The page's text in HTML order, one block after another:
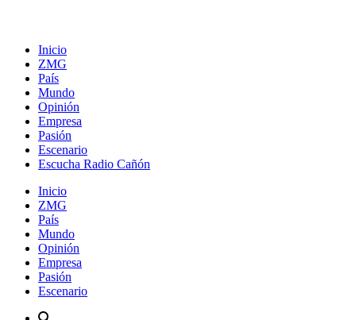
Inicio
ZMG
País
Mundo
Opinión
Empresa
Pasión
Escenario
Escucha Radio Cañón
Inicio
ZMG
País
Mundo
Opinión
Empresa
Pasión
Escenario